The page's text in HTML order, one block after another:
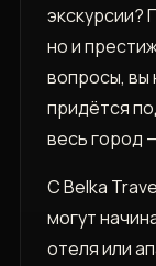
экскурсии?
но и
вопросы, вы
придётся
весь город
С Belka
могут
отеля или